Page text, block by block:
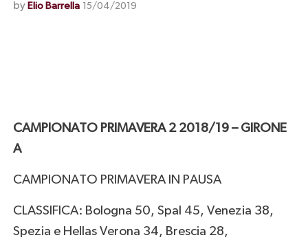
by Elio Barrella 15/04/2019
CAMPIONATO PRIMAVERA 2 2018/19 – GIRONE
A
CAMPIONATO PRIMAVERA IN PAUSA
CLASSIFICA: Bologna 50, Spal 45, Venezia 38,
Spezia e Hellas Verona 34, Brescia 28,